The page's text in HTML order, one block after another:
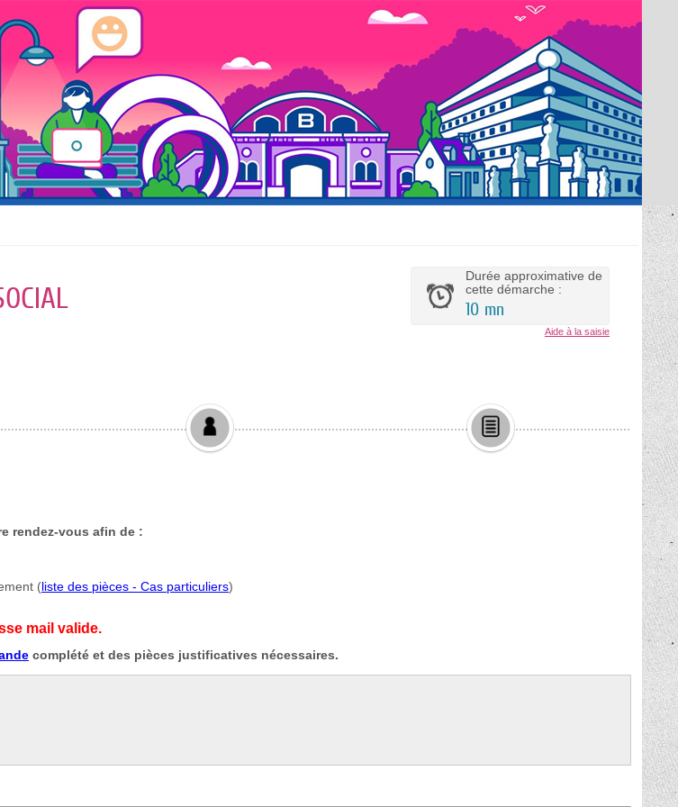
Durée approximative de
cette démarche :
10 mn
Aide à la saisie